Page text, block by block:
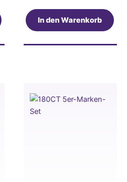
In den Warenkorb